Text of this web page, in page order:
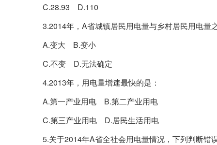
C.28.93 D.110
3.2014年，A省城镇居民用电量与乡村居民用电量
A.变大 B.变小
C.不变 D.无法确定
4.2013年，用电量增速最快的是：
A.第一产业用电 B.第二产业用电
C.第三产业用电 D.居民生活用电
5.关于2014年A省全社会用电量情况，下列判断错